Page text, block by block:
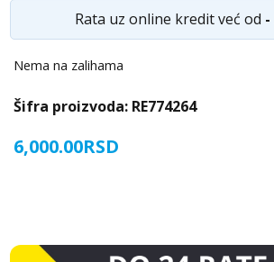
Rata uz online kredit već od -
6,000.00RSD
Nema na zalihama
Šifra proizvoda: RE774264